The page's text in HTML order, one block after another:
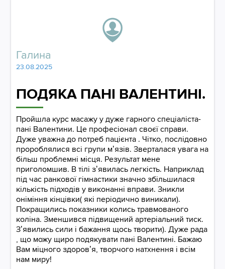
Галина
23.08.2025
ПОДЯКА ПАНІ ВАЛЕНТИНІ.
Пройшла курс масажу у дуже гарного спеціаліста-
пані Валентини. Це професіонал своєї справи.
Дуже уважна до потреб пацієнта . Чітко, послідовно
пророблялися всі групи мʼязів. Зверталася увага на
більш проблемні місця. Результат мене
приголомшив. В тілі зʼявилась легкість. Наприклад
під час ранкової гімнастики значно збільшилася
кількість підходів у виконанні вправи. Зникли
оніміння кінцівки( які періодично виникали).
Покращились показники колись травмованого
коліна. Зменшився підвищений артеріальний тиск.
Зʼявились сили і бажання щось творити). Дуже рада
, що можу щиро подякувати пані Валентині. Бажаю
Вам міцного здоров’я, творчого натхнення і всім
нам миру!